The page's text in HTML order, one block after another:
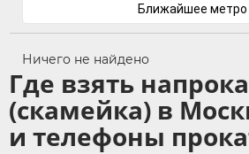
Ближайшее метро
Ничего не найдено
Где взять
(скамейка) в
и телефоны